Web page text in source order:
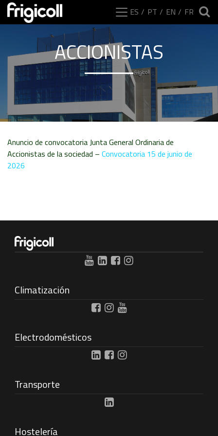
ES PT EN FR
ACCIONISTAS
Anuncio de convocatoria Junta General Ordinaria de
Accionistas de la sociedad – Convocatoria 15 de junio de
2026
Climatización
Electrodomésticos
Transporte
Hostelería